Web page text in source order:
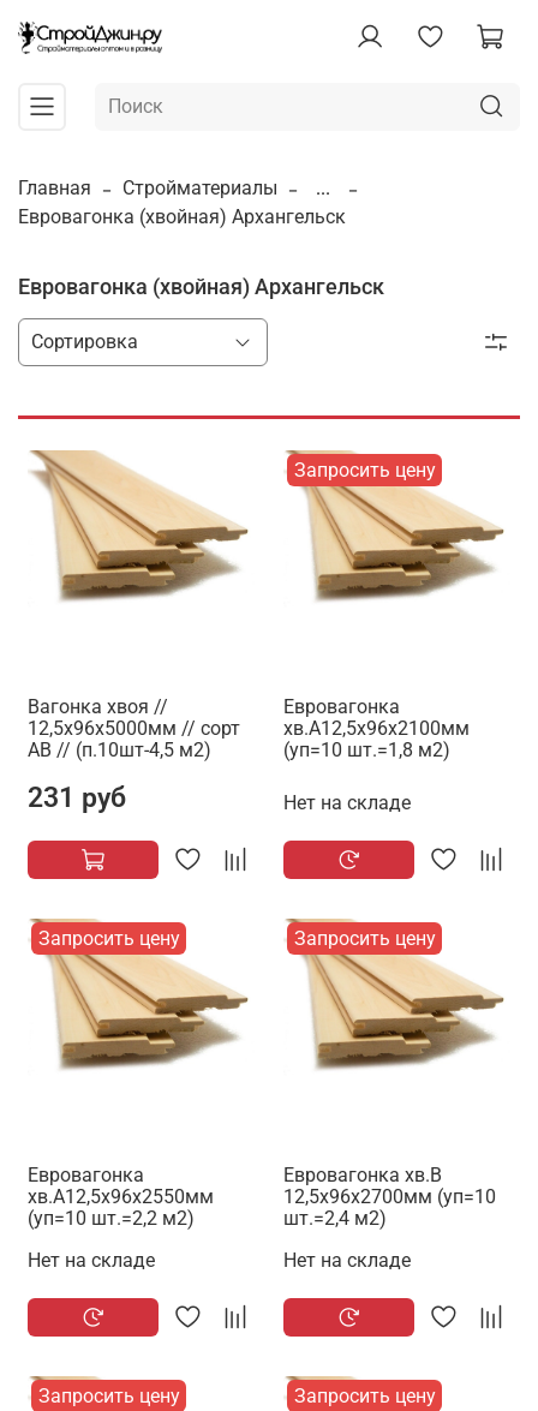
Главная Стройматериалы
...
Евровагонка (хвойная) Архангельск
Евровагонка (хвойная) Архангельск
Вагонка хвоя //
12,5х96х5000мм // сорт
АВ // (п.10шт-4,5 м2)
231 руб
Запросить цену
Евровагонка
хв.А12,5х96х2100мм
(уп=10 шт.=1,8 м2)
Нет на складе
Запросить цену
Евровагонка
хв.А12,5х96х2550мм
(уп=10 шт.=2,2 м2)
Нет на складе
Запросить цену
Евровагонка хв.В
12,5х96х2700мм (уп=10
шт.=2,4 м2)
Нет на складе
Запросить цену Запросить цену